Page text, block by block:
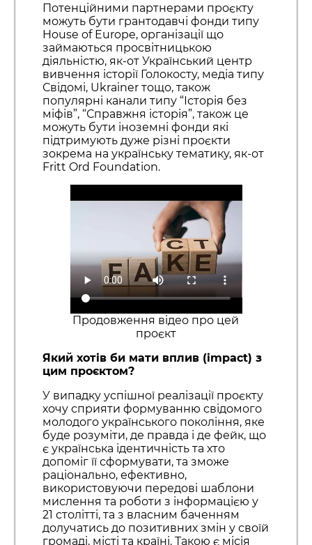
Потенційними партнерами проєкту
можуть бути грантодавчі фонди типу
House of Europe, організації що
займаються просвітницькою
діяльністю, як-от Український центр
вивчення історії Голокосту, медіа типу
Свідомі, Ukrainer тощо, також
популярні канали типу “Історія без
міфів”, “Справжня історія”, також це
можуть бути іноземні фонди які
підтримують дуже різні проєкти
зокрема на українську тематику, як-от
Fritt Ord Foundation.
Продовження відео про цей
проєкт
Який хотів би мати вплив (impact) з
цим проєктом?
У випадку успішної реалізації проєкту
хочу сприяти формуванню свідомого
молодого українського покоління, яке
буде розуміти, де правда і де фейк, що
є українська ідентичність та хто
допоміг її сформувати, та зможе
раціонально, ефективно,
використовуючи передові шаблони
мислення та роботи з інформацією у
21 столітті, та з власним баченням
долучатись до позитивних змін у своїй
громаді, місті та країні. Такою є місія